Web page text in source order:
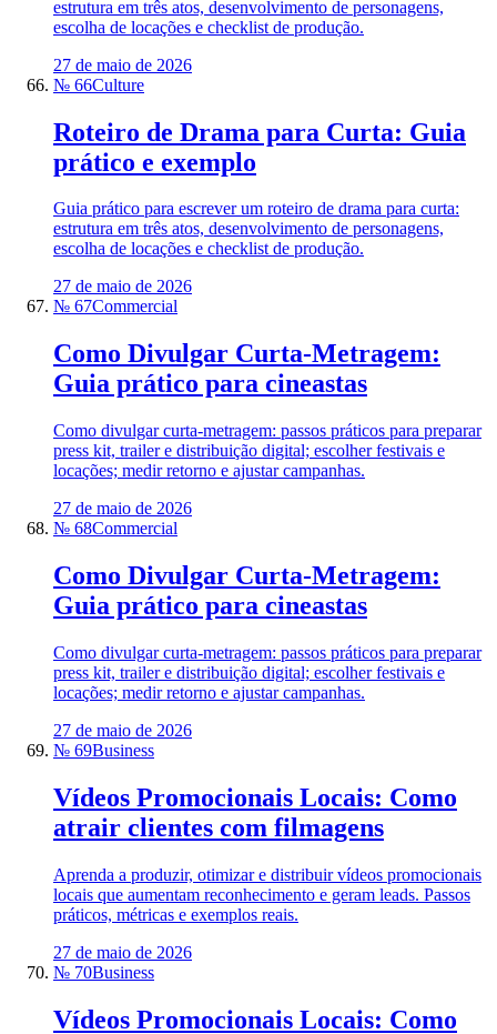
estrutura em três atos, desenvolvimento de personagens,
escolha de locações e checklist de produção.
27 de maio de 2026
№ 66Culture
Roteiro de Drama para Curta: Guia
prático e exemplo
Guia prático para escrever um roteiro de drama para curta:
estrutura em três atos, desenvolvimento de personagens,
escolha de locações e checklist de produção.
27 de maio de 2026
№ 67Commercial
Como Divulgar Curta-Metragem:
Guia prático para cineastas
Como divulgar curta-metragem: passos práticos para preparar
press kit, trailer e distribuição digital; escolher festivais e
locações; medir retorno e ajustar campanhas.
27 de maio de 2026
№ 68Commercial
Como Divulgar Curta-Metragem:
Guia prático para cineastas
Como divulgar curta-metragem: passos práticos para preparar
press kit, trailer e distribuição digital; escolher festivais e
locações; medir retorno e ajustar campanhas.
27 de maio de 2026
№ 69Business
Vídeos Promocionais Locais: Como
atrair clientes com filmagens
Aprenda a produzir, otimizar e distribuir vídeos promocionais
locais que aumentam reconhecimento e geram leads. Passos
práticos, métricas e exemplos reais.
27 de maio de 2026
№ 70Business
Vídeos Promocionais Locais: Como